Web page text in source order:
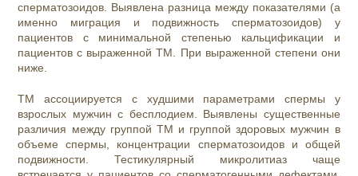
сперматозоидов. Выявлена разница между показателями (а
именно миграция и подвижность сперматозоидов) у
пациентов с минимальной степенью кальцификации и
пациентов с выраженной ТМ. При выраженной степени они
ниже.
ТМ ассоциируется с худшими параметрами спермы у
взрослых мужчин с бесплодием. Выявлены существенные
различия между группой TM и группой здоровых мужчин в
объеме спермы, концентрации сперматозоидов и общей
подвижности. Тестикулярный микролитиаз чаще